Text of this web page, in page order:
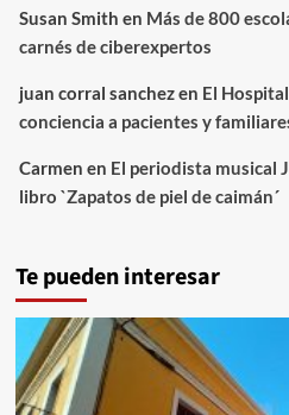
Susan Smith en Más de 800
carnés de ciberexpertos
juan corral sanchezen El
conciencia a pacientes y
Carmen en El periodista musical
libro `Zapatos de piel de caimán´
Te pueden interesar